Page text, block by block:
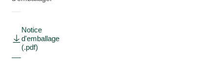
Notice
d'emballage
(.pdf)